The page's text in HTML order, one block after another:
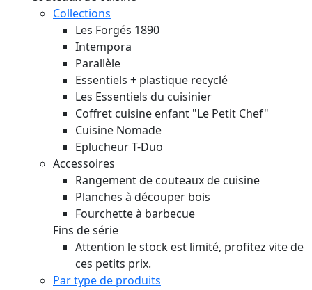
Collections
Les Forgés 1890
Intempora
Parallèle
Essentiels + plastique recyclé
Les Essentiels du cuisinier
Coffret cuisine enfant "Le Petit Chef"
Cuisine Nomade
Eplucheur T-Duo
Accessoires
Rangement de couteaux de cuisine
Planches à découper bois
Fourchette à barbecue
Fins de série
Attention le stock est limité, profitez vite de
ces petits prix.
Par type de produits